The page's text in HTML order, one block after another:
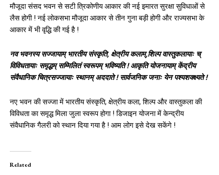
मौजूदा संसद भवन से सटी त्रिकोणीय आकार की नई इमारत सुरक्षा सुविधाओं से
लैस होगी ! नई लोकसभा मौजूदा आकार से तीन गुना बड़ी होगी और राज्‍यसभा के
आकार में भी वृद्धि की गई है !
नव भवनस्य सज्जायाम् भारतीय संस्कृति, क्षेत्रीय कलाम्,शिल्प वास्तुकलायाः च्
विविधतायाः समृद्धम् सम्मिलितं स्वरूपम् भविष्यति ! आकृति योजनायाम् केंद्रीय
संवैधानिक चित्रसज्जायाः स्थानम् अददाते ! सार्वजनिक जनाः येन पश्यशक्क्ष्यते !
नए भवन की सज्‍जा में भारतीय संस्‍कृति, क्षेत्रीय कला, शिल्‍प और वास्‍तुकला की
विविधता का समृद्ध मिला जुला स्‍वरूप होगा ! डिजाइन योजना में केन्‍द्रीय
संवैधानिक गैलरी को स्‍थान दिया गया है ! आम लोग इसे देख सकेंगे !
Related